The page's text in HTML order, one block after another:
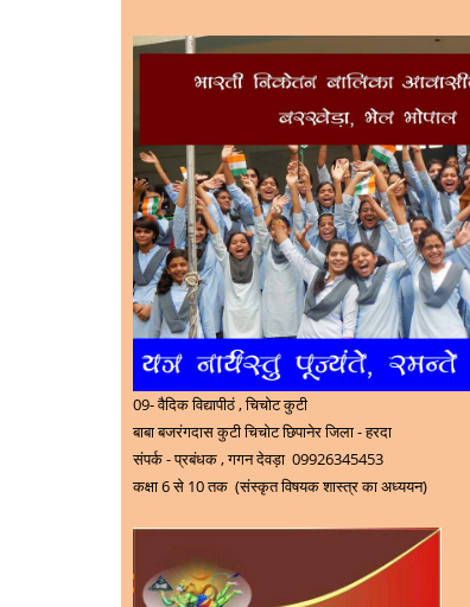
09- वैदिक विद्यापीठं , चिचोट कुटी
बाबा बजरंगदास कुटी चिचोट छिपानेर जिला - हरदा
संपर्क - प्रबंधक , गगन देवड़ा 09926345453
कक्षा 6 से 10 तक (संस्कृत विषयक शास्त्र का अध्ययन)